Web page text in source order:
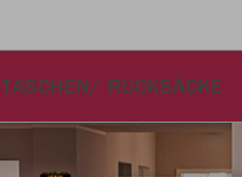
TASCHEN/ RUCKSÄCKE